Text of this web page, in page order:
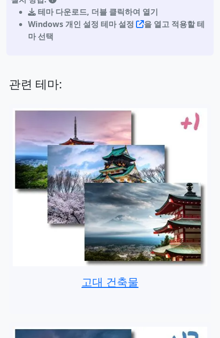
테마 다운로드, 더블 클릭하여 열기
Windows 개인 설정 테마 설정
을 열고 적용할 테
마 선택
관련 테마:
고대 건축물